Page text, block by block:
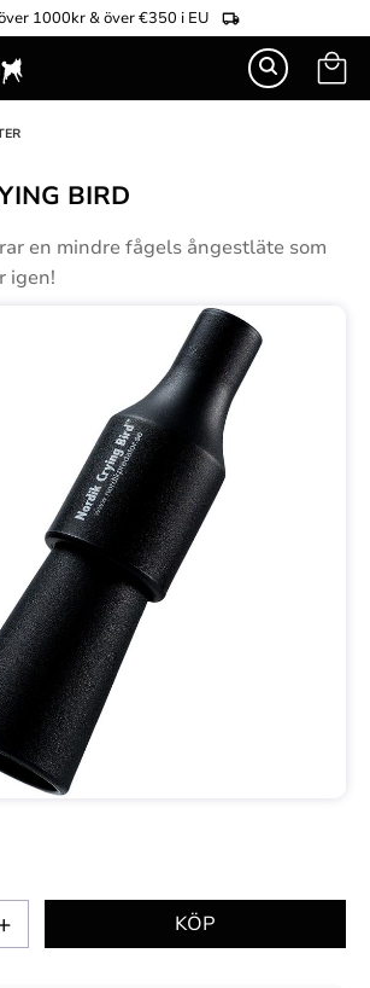
1000kr & över €350 i EU
BIRD
en mindre fågels ångestläte som
igen!